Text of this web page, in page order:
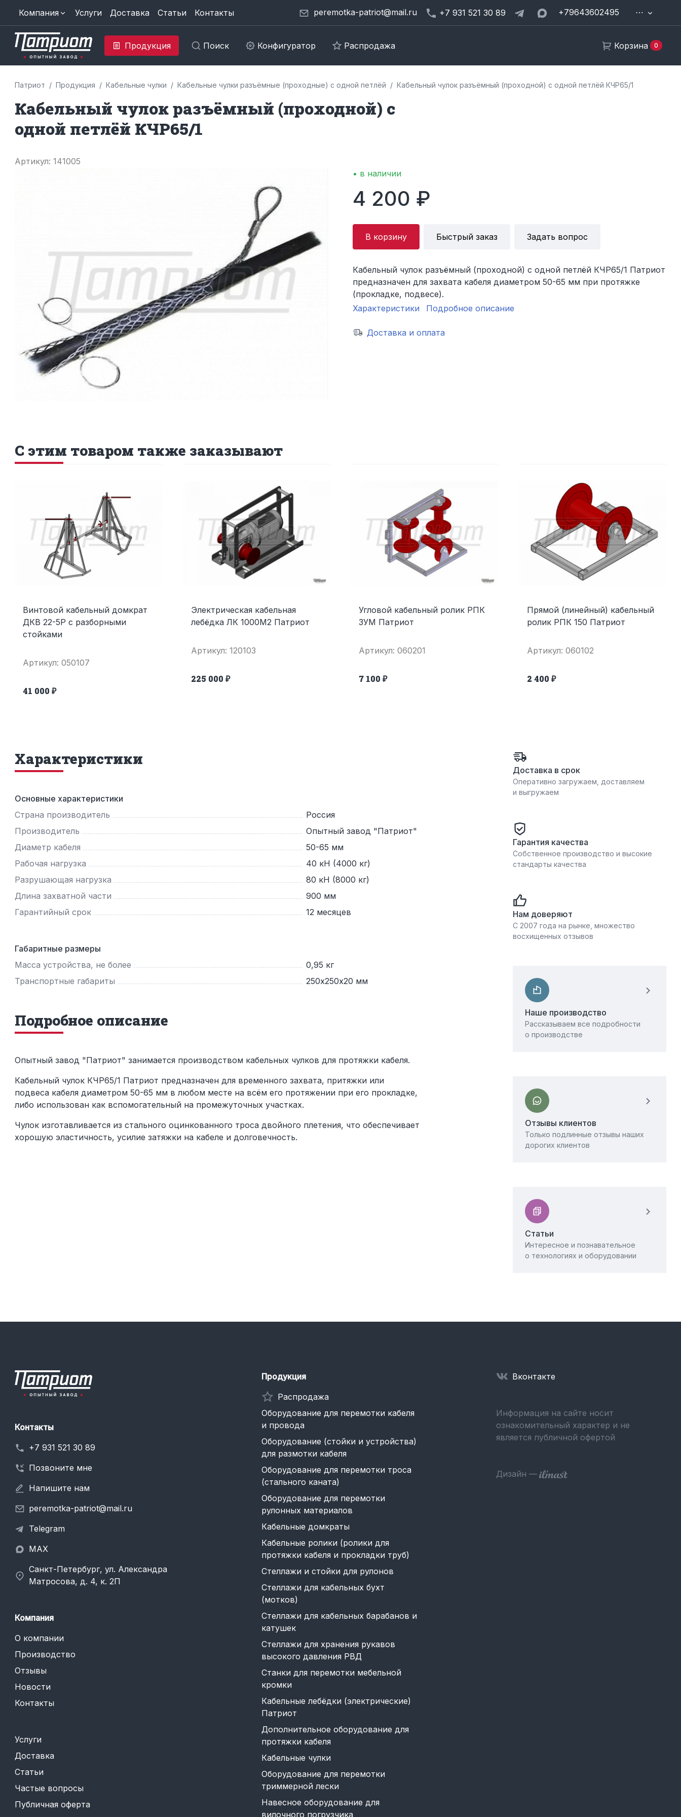
Компания Услуги Доставка Статьи Контакты peremotka-patriot@mail.ru +7 931 521 30 89 +79643602495 ⋯
Продукция Поиск Конфигуратор Распродажа Корзина 0
Патриот Продукция Кабельные чулки Кабельные чулки разъёмные (проходные) с одной петлёй Кабельный чулок разъёмный (проходной) с одной петлёй КЧР65/1
Кабельный чулок разъёмный (проходной) с
одной петлёй КЧР65/1
Артикул: 141005
• в наличии
4 200 ₽
В корзину Быстрый заказ Задать вопрос
Кабельный чулок разъёмный (проходной) с одной петлёй КЧР65/1 Патриот
предназначен для захвата кабеля диаметром 50-65 мм при протяжке
(прокладке, подвесе).
Характеристики
Подробное описание
Доставка и оплата
С этим товаром также заказывают
Винтовой кабельный домкрат
ДКВ 22-5Р с разборными
стойками
Артикул: 050107
41 000 ₽
Электрическая кабельная
лебёдка ЛК 1000М2 Патриот
Артикул: 120103
225 000 ₽
Угловой кабельный ролик РПК
3УМ Патриот
Артикул: 060201
7 100 ₽
Прямой (линейный) кабельный
ролик РПК 150 Патриот
Артикул: 060102
2 400 ₽
Характеристики
Основные характеристики
Страна производитель
Россия
Производитель
Опытный завод "Патриот"
Диаметр кабеля
50-65 мм
Рабочая нагрузка
40 кН (4000 кг)
Разрушающая нагрузка
80 кН (8000 кг)
Длина захватной части
900 мм
Гарантийный срок
12 месяцев
Габаритные размеры
Масса устройства, не более
0,95 кг
Транспортные габариты
250х250х20 мм
Подробное описание
Опытный завод "Патриот" занимается производством кабельных чулков для протяжки кабеля.
Кабельный чулок КЧР65/1 Патриот предназначен для временного захвата, притяжки или
подвеса кабеля диаметром 50-65 мм в любом месте на всём его протяжении при его прокладке,
либо использован как вспомогательный на промежуточных участках.
Чулок изготавливается из стального оцинкованного троса двойного плетения, что обеспечивает
хорошую эластичность, усилие затяжки на кабеле и долговечность.
Доставка в срок
Оперативно загружаем, доставляем
и выгружаем
Гарантия качества
Собственное производство и высокие
стандарты качества
Нам доверяют
С 2007 года на рынке, множество
восхищенных отзывов
Наше производство
Рассказываем все подробности
о производстве
Отзывы клиентов
Только подлинные отзывы наших
дорогих клиентов
Статьи
Интересное и познавательное
о технологиях и оборудовании
Контакты
+7 931 521 30 89
Позвоните мне
Напишите нам
peremotka-patriot@mail.ru
Telegram
MAX
Санкт-Петербург, ул. Александра
Матросова, д. 4, к. 2П
Компания
О компании
Производство
Отзывы
Новости
Контакты
Услуги
Доставка
Статьи
Частые вопросы
Публичная оферта
Продукция
Распродажа
Оборудование для перемотки кабеля
и провода
Оборудование (стойки и устройства)
для размотки кабеля
Оборудование для перемотки троса
(стального каната)
Оборудование для перемотки
рулонных материалов
Кабельные домкраты
Кабельные ролики (ролики для
протяжки кабеля и прокладки труб)
Стеллажи и стойки для рулонов
Стеллажи для кабельных бухт
(мотков)
Стеллажи для кабельных барабанов и
катушек
Стеллажи для хранения рукавов
высокого давления РВД
Станки для перемотки мебельной
кромки
Кабельные лебёдки (электрические)
Патриот
Дополнительное оборудование для
протяжки кабеля
Кабельные чулки
Оборудование для перемотки
триммерной лески
Навесное оборудование для
вилочного погрузчика
Вконтакте
Информация на сайте носит
ознакомительный характер и не
является публичной офертой
Дизайн —